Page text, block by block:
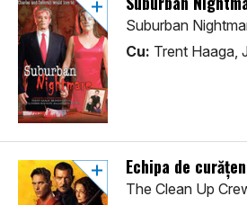
Suburban
Cu: Trent Haaga,
Echipa de
The Clean Up